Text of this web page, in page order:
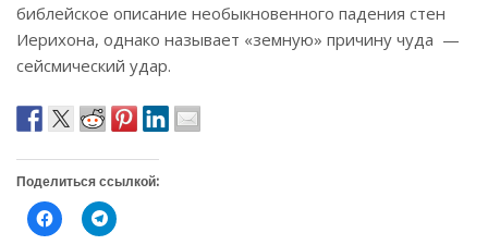
библейское описание необыкновенного падения стен
Иерихона, однако называет «земную» причину чуда —
сейсмический удар.
Поделиться ссылкой:
Н
а
Н
а